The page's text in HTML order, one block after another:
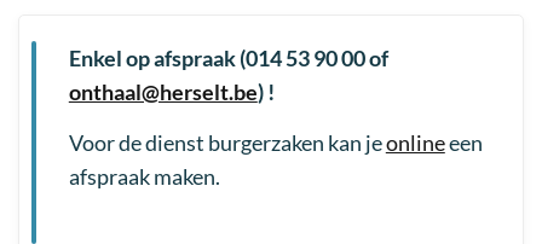
Openingsuren
Enkel op afspraak (014 53 90 00 of
onthaal@herselt.be) !
Voor de dienst burgerzaken kan jeonlineeen
afspraak maken.